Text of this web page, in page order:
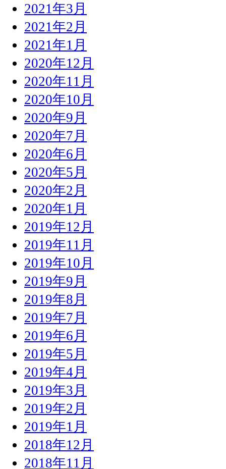
2021年3月
2021年2月
2021年1月
2020年12月
2020年11月
2020年10月
2020年9月
2020年7月
2020年6月
2020年5月
2020年2月
2020年1月
2019年12月
2019年11月
2019年10月
2019年9月
2019年8月
2019年7月
2019年6月
2019年5月
2019年4月
2019年3月
2019年2月
2019年1月
2018年12月
2018年11月